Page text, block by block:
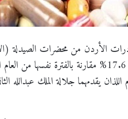
الأردن من محضرات الصيدلة
الأول من العام الحالي 2026 بنسبة 17.6% مقارنة
يقدمهما جلالة الملك عبدالله